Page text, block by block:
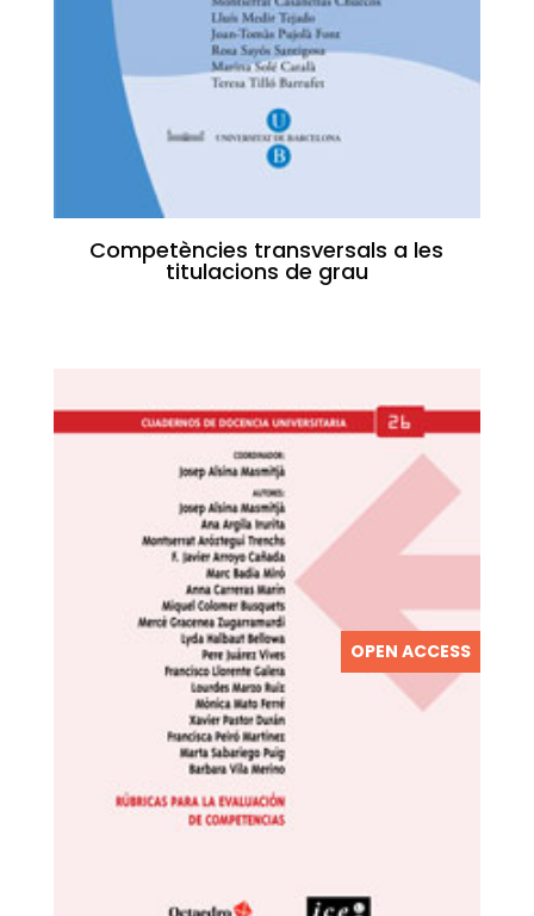
Competències transversals a les
titulacions de grau
OPEN ACCESS